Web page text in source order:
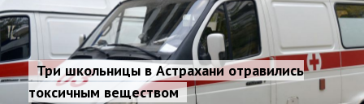
Три школьницы в Астрахани отравились
токсичным веществом